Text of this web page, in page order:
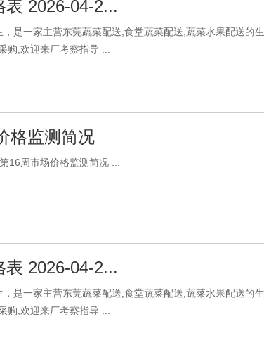
2026-04-2...
是一家主营东莞蔬菜配送,食堂蔬菜配送,蔬菜水果配送的
购,欢迎来厂考察指导 ...
格监测简况
16周市场价格监测简况 ...
2026-04-2...
是一家主营东莞蔬菜配送,食堂蔬菜配送,蔬菜水果配送的
购,欢迎来厂考察指导 ...